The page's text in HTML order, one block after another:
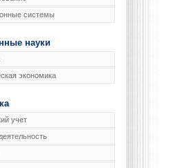
системы
науки
экономика
учет